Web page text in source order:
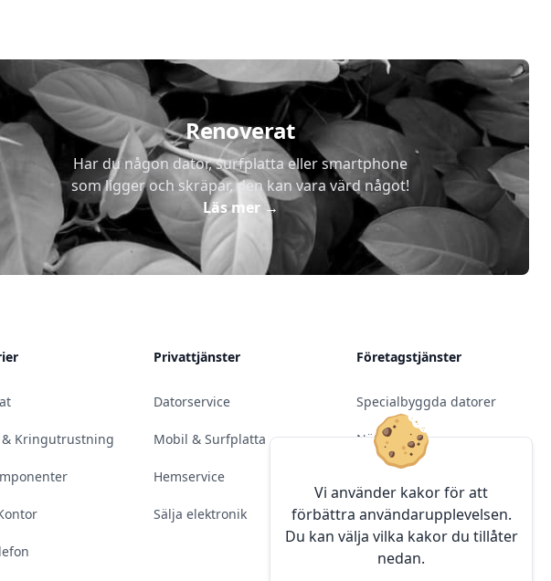
Vi använder kakor för att
förbättra användarupplevelsen.
Du kan välja vilka kakor du tillåter
nedan.
Renoverat
Har du någon dator, surfplatta eller smartphone
som ligger och skräpar, den kan vara värd något!
Läs mer→
& Kringutrustning
Privattjänster
Datorservice
Mobil & Surfplatta
Hemservice
Sälja elektronik
Företagstjänster
Specialbyggda datorer
Nätverk
Programvara
Server & Backup